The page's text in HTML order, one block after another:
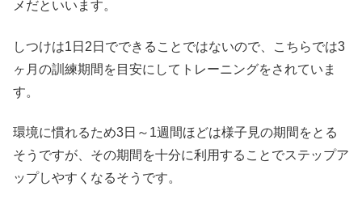
メだといいます。
しつけは1日2日でできることではないので、こちらでは3
ヶ月の訓練期間を目安にしてトレーニングをされていま
す。
環境に慣れるため3日～1週間ほどは様子見の期間をとる
そうですが、その期間を十分に利用することでステップア
ップしやすくなるそうです。